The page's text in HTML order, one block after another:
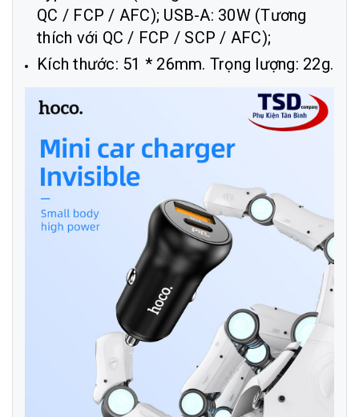
QC / FCP / AFC); USB-A: 30W (Tương
thích với QC / FCP / SCP / AFC);
Kích thước: 51 * 26mm. Trọng lượng: 22g.